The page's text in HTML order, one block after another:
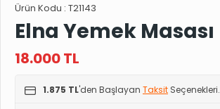
Ürün Kodu : T21143
Elna Yemek Masası
18.000TL
1.875 TL'den Başlayan Taksit Seçenekleri.